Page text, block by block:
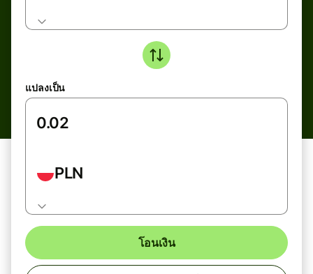
แปลงเป็น
PLN
โอนเงิน